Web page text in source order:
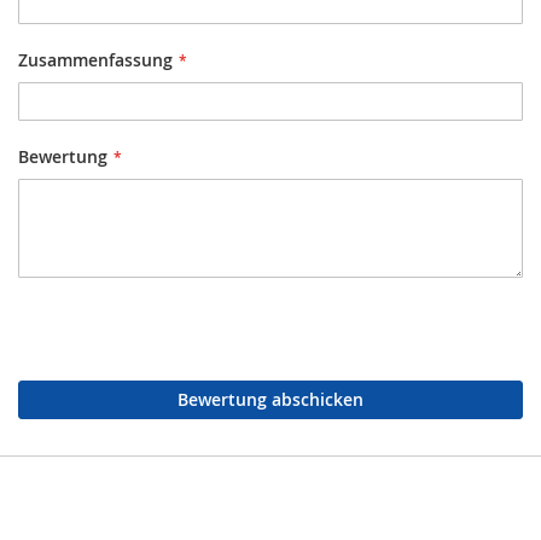
Zusammenfassung
Bewertung
Bewertung abschicken